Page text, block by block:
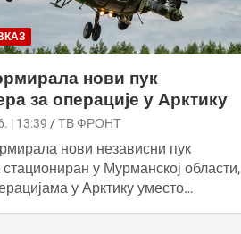
нови пук
за операције у Арктику
| 13:39 ТВ ФРОНТ
нови независни пук
у Мурманској области,
у Арктику уместо…